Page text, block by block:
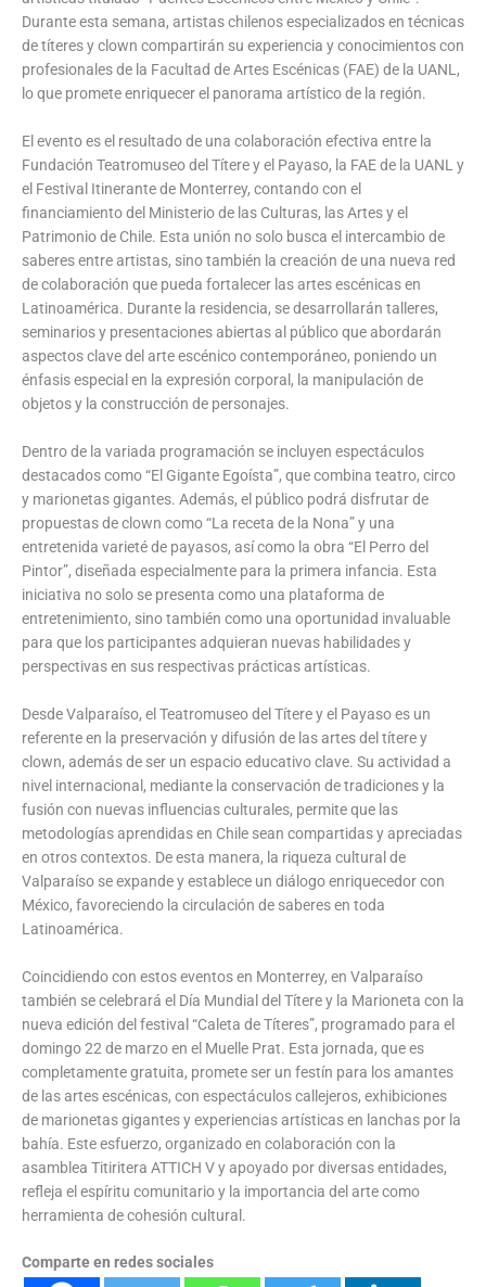
Durante esta semana, artistas chilenos especializados en técnicas
de títeres y clown compartirán su experiencia y conocimientos con
profesionales de la Facultad de Artes Escénicas (FAE) de la UANL,
lo que promete enriquecer el panorama artístico de la región.
El evento es el resultado de una colaboración efectiva entre la
Fundación Teatromuseo del Títere y el Payaso, la FAE de la UANL y
el Festival Itinerante de Monterrey, contando con el
financiamiento del Ministerio de las Culturas, las Artes y el
Patrimonio de Chile. Esta unión no solo busca el intercambio de
saberes entre artistas, sino también la creación de una nueva red
de colaboración que pueda fortalecer las artes escénicas en
Latinoamérica. Durante la residencia, se desarrollarán talleres,
seminarios y presentaciones abiertas al público que abordarán
aspectos clave del arte escénico contemporáneo, poniendo un
énfasis especial en la expresión corporal, la manipulación de
objetos y la construcción de personajes.
Dentro de la variada programación se incluyen espectáculos
destacados como “El Gigante Egoísta”, que combina teatro, circo
y marionetas gigantes. Además, el público podrá disfrutar de
propuestas de clown como “La receta de la Nona” y una
entretenida varieté de payasos, así como la obra “El Perro del
Pintor”, diseñada especialmente para la primera infancia. Esta
iniciativa no solo se presenta como una plataforma de
entretenimiento, sino también como una oportunidad invaluable
para que los participantes adquieran nuevas habilidades y
perspectivas en sus respectivas prácticas artísticas.
Desde Valparaíso, el Teatromuseo del Títere y el Payaso es un
referente en la preservación y difusión de las artes del títere y
clown, además de ser un espacio educativo clave. Su actividad a
nivel internacional, mediante la conservación de tradiciones y la
fusión con nuevas influencias culturales, permite que las
metodologías aprendidas en Chile sean compartidas y apreciadas
en otros contextos. De esta manera, la riqueza cultural de
Valparaíso se expande y establece un diálogo enriquecedor con
México, favoreciendo la circulación de saberes en toda
Latinoamérica.
Coincidiendo con estos eventos en Monterrey, en Valparaíso
también se celebrará el Día Mundial del Títere y la Marioneta con la
nueva edición del festival “Caleta de Títeres”, programado para el
domingo 22 de marzo en el Muelle Prat. Esta jornada, que es
completamente gratuita, promete ser un festín para los amantes
de las artes escénicas, con espectáculos callejeros, exhibiciones
de marionetas gigantes y experiencias artísticas en lanchas por la
bahía. Este esfuerzo, organizado en colaboración con la
asamblea Titiritera ATTICH V y apoyado por diversas entidades,
refleja el espíritu comunitario y la importancia del arte como
herramienta de cohesión cultural.
Comparte en redes sociales